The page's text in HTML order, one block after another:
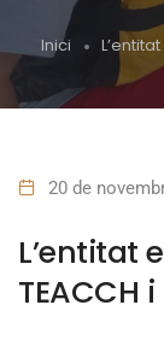
Inici
20 de
L’entitat
TEACCH